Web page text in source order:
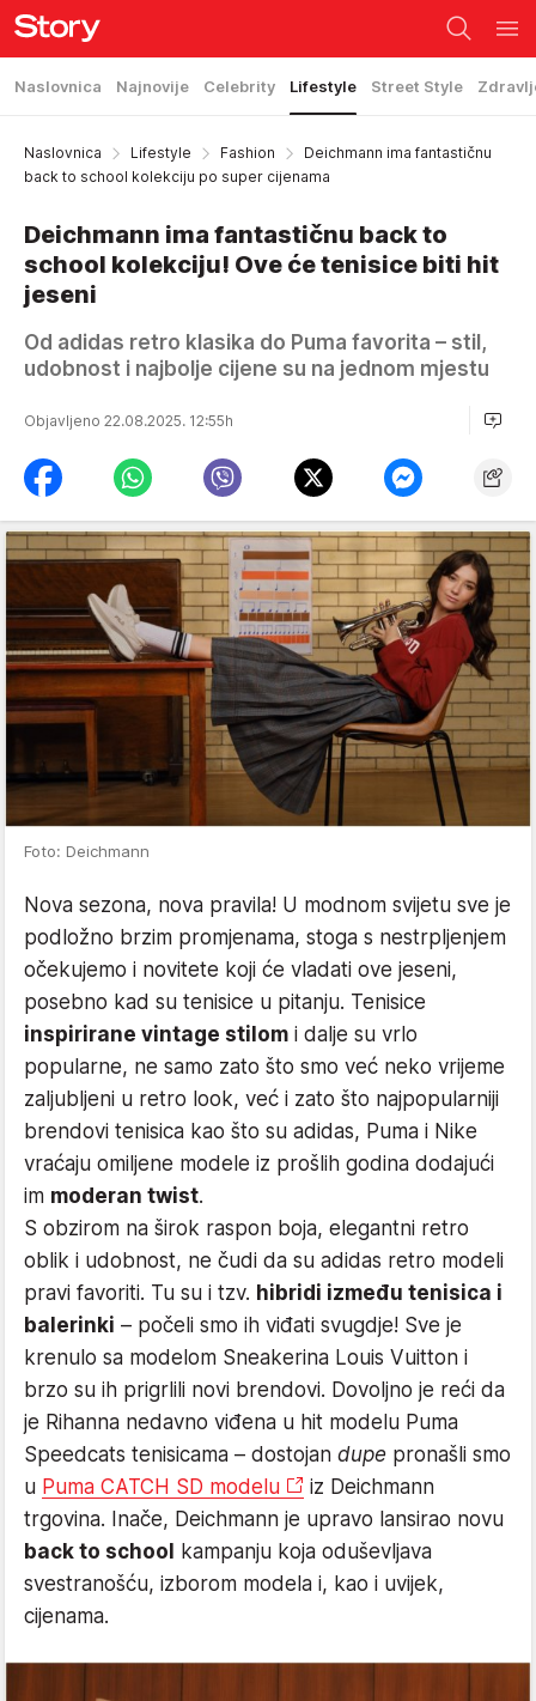
Naslovnica Najnovije Celebrity Lifestyle Street Style
Naslovnica Lifestyle Fashion
Deichmann ima fantastičnu
back to school kolekciju po super cijenama
Deichmann ima fantastičnu back to
school kolekciju! Ove će tenisice biti hit
jeseni
Od adidas retro klasika do Puma favorita – stil,
udobnost i najbolje cijene su na jednom mjestu
Objavljeno 22.08.2025. 12:55h
Foto: Deichmann
Nova sezona, nova pravila! U modnom svijetu sve je
podložno brzim promjenama, stoga s nestrpljenjem
očekujemo i novitete koji će vladati ove jeseni,
posebno kad su tenisice u pitanju. Tenisice
inspirirane vintage stilom i dalje su vrlo
popularne, ne samo zato što smo već neko vrijeme
zaljubljeni u retro look, već i zato što najpopularniji
brendovi tenisica kao što su adidas, Puma i Nike
vraćaju omiljene modele iz prošlih godina dodajući
im moderan twist.
S obzirom na širok raspon boja, elegantni retro
oblik i udobnost, ne čudi da su adidas retro modeli
pravi favoriti. Tu su i tzv. hibridi između tenisica i
balerinki – počeli smo ih viđati svugdje! Sve je
krenulo sa modelom Sneakerina Louis Vuitton i
brzo su ih prigrlili novi brendovi. Dovoljno je reći da
je Rihanna nedavno viđena u hit modelu Puma
Speedcats tenisicama – dostojan dupe pronašli smo
u Puma CATCH SD modelu
iz Deichmann
trgovina. Inače, Deichmann je upravo lansirao novu
back to school kampanju koja oduševljava
svestranošću, izborom modela i, kao i uvijek,
cijenama.